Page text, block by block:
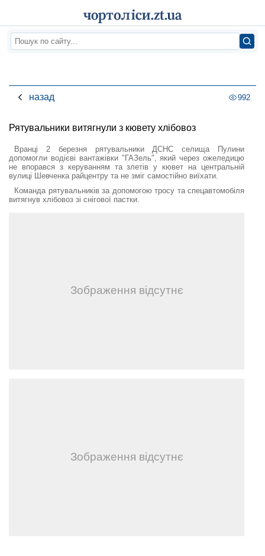
назад 992
Рятувальники витягнули з кювету хлібовоз
Вранці 2 березня рятувальники ДСНС селища Пулини
допомогли водієві вантажівки "ГАЗель", який через ожеледицю
не впорався з керуванням та злетів у кювет на центральній
вулиці Шевченка райцентру та не зміг самостійно виїхати.
Команда рятувальників за допомогою тросу та спецавтомобіля
витягнув хлібовоз зі снігової пастки.